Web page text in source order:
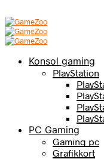
Konsol gaming
PlayStation
PC Gaming
Gaming pc
Grafikkort